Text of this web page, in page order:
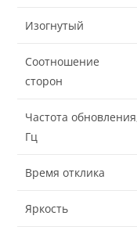
Изогнутый
Соотношение
сторон
Частота
Гц
Время отклика
Яркость